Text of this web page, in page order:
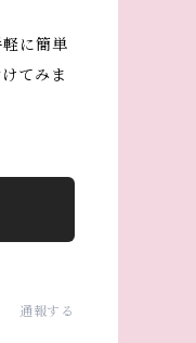
に簡単
てみま
通報する